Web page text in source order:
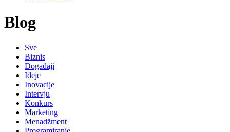
Blog
Sve
Biznis
Događaji
Ideje
Inovacije
Intervju
Konkurs
Marketing
Menadžment